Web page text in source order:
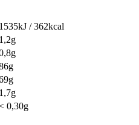
1535kJ / 362kcal
1,2g
1,7g
0,30g